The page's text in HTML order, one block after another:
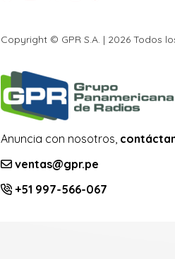
Copyright © GPR S.A. | 2026 Todos
Anuncia con nosotros,
ventas@gpr.pe
+51 997-566-067